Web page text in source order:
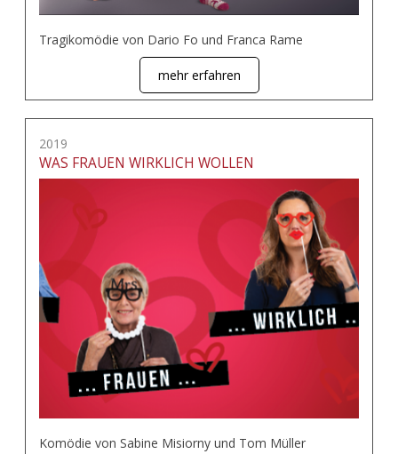
Tragikomödie von Dario Fo und Franca Rame
mehr erfahren
2019
WAS FRAUEN WIRKLICH WOLLEN
Komödie von Sabine Misiorny und Tom Müller